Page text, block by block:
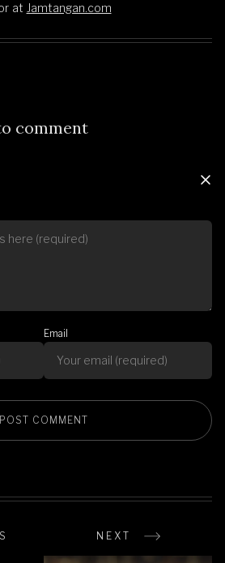
at Jamtangan.com
comment
Email
NEXT